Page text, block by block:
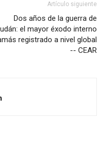
Artículo siguiente
Dos años de la guerra de
el mayor éxodo interno
registrado a nivel global
-- CEAR